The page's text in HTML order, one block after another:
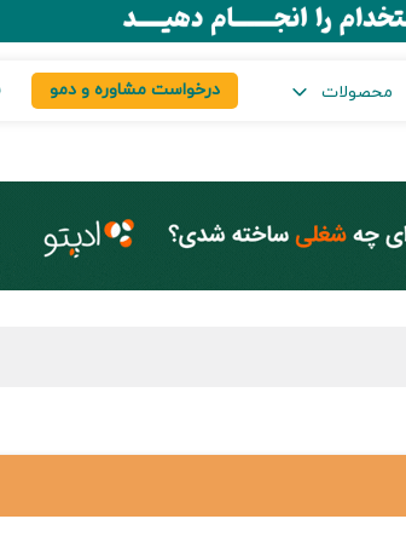
محصولات درخواست مشاوره و دمو